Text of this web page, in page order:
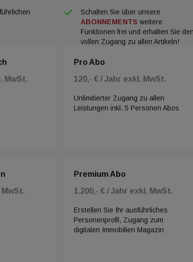
Schalten Sie über unsere
ABONNEMENTS weitere
Funktionen frei und erhalten Sie den
vollen Zugang zu allen Artikeln!
MwSt.
Pro Abo
120,- € / Jahr exkl. MwSt.
Unlimitierter Zugang zu allen
Leistungen inkl. 5 Personen Abos
Premium Abo
1.200,- € / Jahr exkl. MwSt.
Erstellen Sie Ihr ausführliches
Personenprofil, Zugang zum
digitalen Immobilien Magazin